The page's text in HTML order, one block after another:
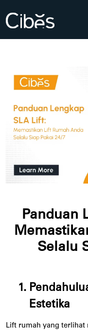
Panduan
Selalu
Estetika
Lift rumah yang terlihat